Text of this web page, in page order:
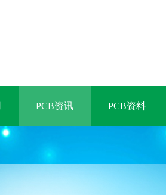
PCB资讯 PCB资料